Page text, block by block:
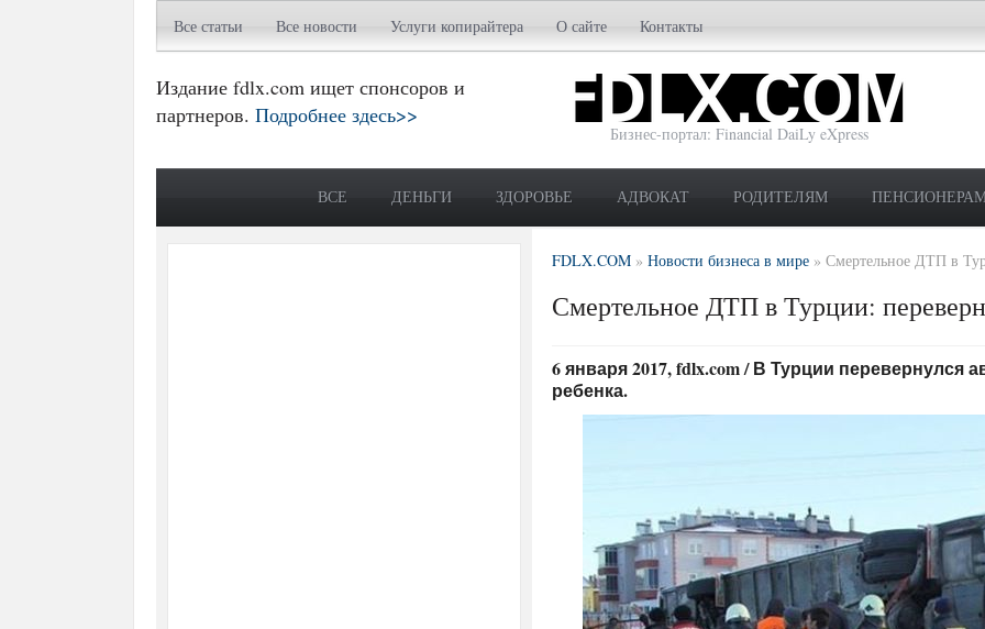
Все статьи Все новости Услуги копирайтера О сайте Контакты
Издание fdlx.com ищет спонсоров и
партнеров. Подробнее здесь>>
Бизнес-портал: Financial DaiLy eXpress
ВСЕ ДЕНЬГИ ЗДОРОВЬЕ АДВОКАТ РОДИТЕЛЯМ
FDLX.COM » Новости бизнеса в мире » Смертельное ДТП в
Смертельное ДТП в Турции:
6 января 2017, fdlx.com / В Турции перевернулся
ребенка.